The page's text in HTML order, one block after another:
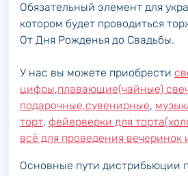
Обязательный элемент для
котором будет проводиться
От Дня Рожденья до Свадьбы.
У нас вы можете приобрести
цифры,плавающие(чайные)
подарочные,сувенирные,
торт, фейерверки для
всё для проведения
Основные пути дистрибьюции